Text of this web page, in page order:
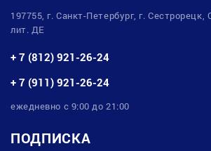
197755, г. Санкт-Петербург, г. Сестрорецк,
лит. ДЕ
+ 7 (812) 921-26-24
+ 7 (911) 921-26-24
ежедневно с 9:00 до 21:00
ПОДПИСКА